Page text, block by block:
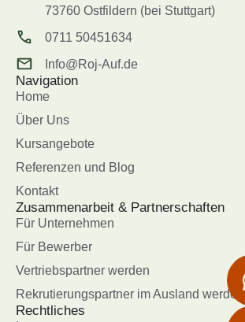
73760 Ostfildern (bei Stuttgart)
0711 50451634
Info@Roj-Auf.de
Navigation
Home
Über Uns
Kursangebote
Referenzen und Blog
Kontakt
Zusammenarbeit & Partnerschaften
Für Unternehmen
Für Bewerber
Vertriebspartner werden
Rekrutierungspartner im Ausland werden
Rechtliches